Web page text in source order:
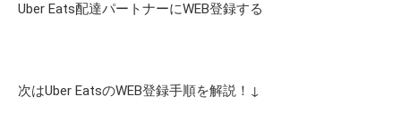
Uber Eats配達パートナーにWEB登録する
次はUber EatsのWEB登録手順を解説！↓